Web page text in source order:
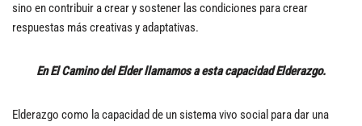
sino en contribuir a crear y sostener las condiciones para crear
respuestas más creativas y adaptativas.
En El Camino del Elder llamamos a esta capacidad Elderazgo.
Elderazgo como la capacidad de un sistema vivo social para dar una